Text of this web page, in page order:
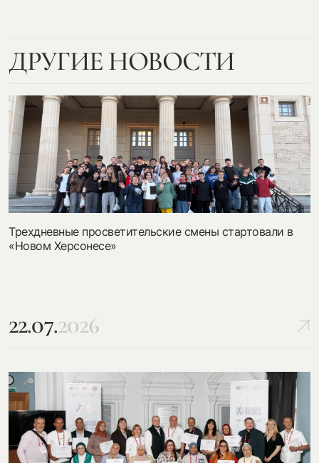
ДРУГИЕ НОВОСТИ
Трехдневные просветительские смены стартовали в
«Новом Херсонесе»
22.07.2026